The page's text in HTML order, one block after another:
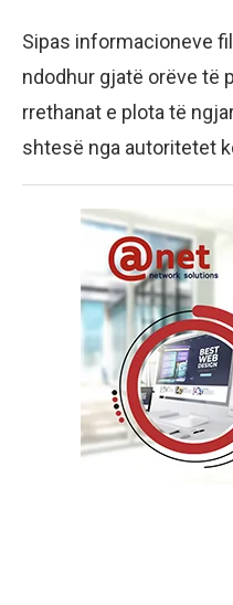
Sipas informacioneve
ndodhur gjatë orëve të
rrethanat e plota të
shtesë nga autoritetet